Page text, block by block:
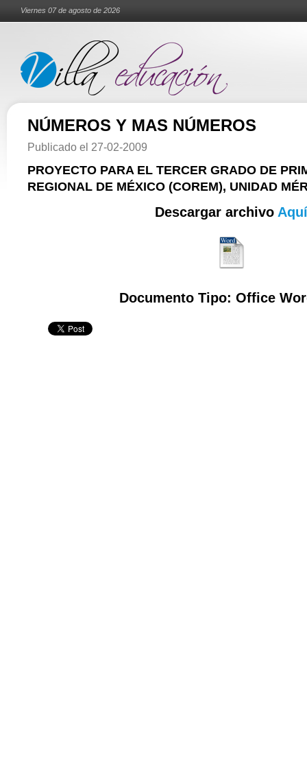
Viernes 07 de agosto de 2026
NÚMEROS Y MAS NÚMEROS
Publicado el 27-02-2009
PROYECTO PARA EL TERCER GRADO DE
REGIONAL DE MÉXICO (COREM), UNIDAD
Descargar archivo Aquí
Documento Tipo: Office